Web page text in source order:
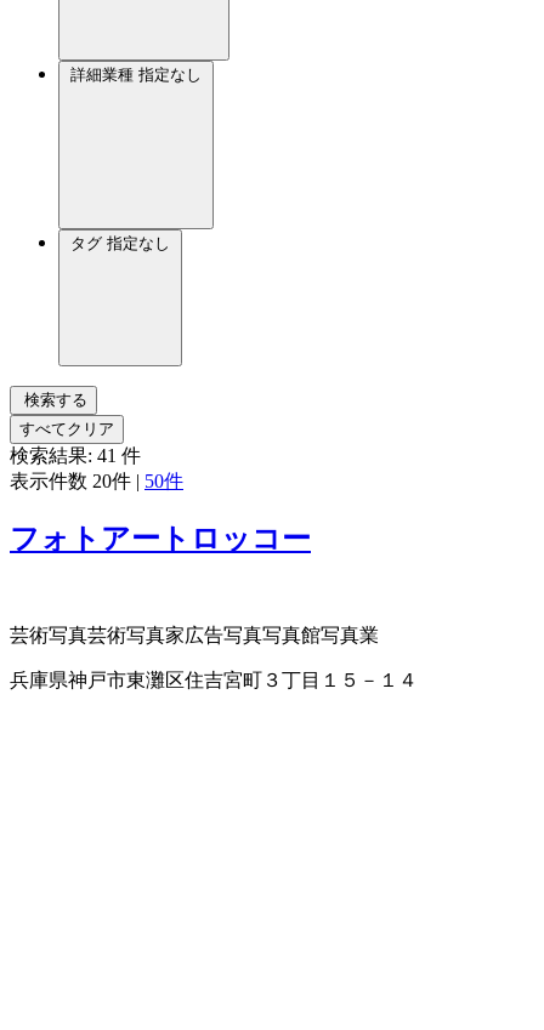
詳細業種 指定なし
タグ 指定なし
検索する
すべてクリア
検索結果: 41 件
表示件数 20件 | 50件
フォトアートロッコー
芸術写真芸術写真家広告写真写真館写真業
兵庫県神戸市東灘区住吉宮町３丁目１５－１４